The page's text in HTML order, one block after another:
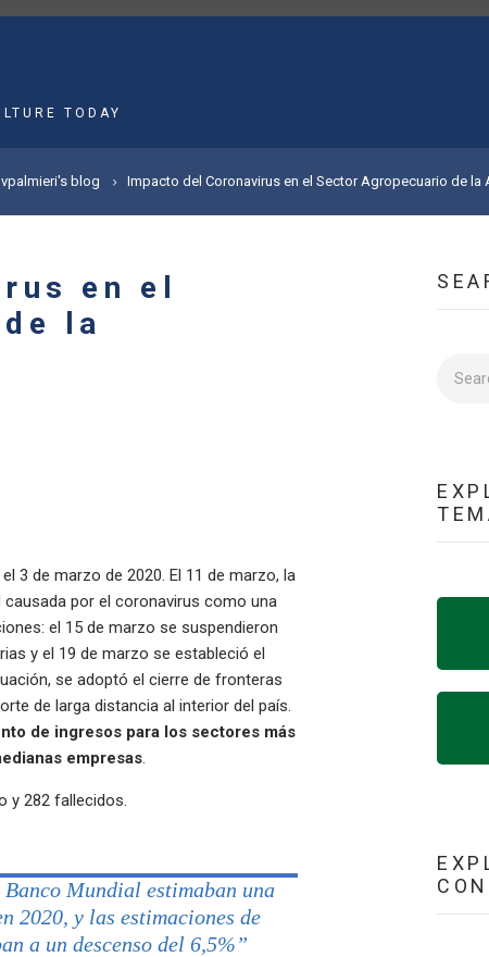
TODAY
vpalmieri's blog Impacto del Coronavirus en el Sector Agropecuario de la
en el
la
3 de marzo de 2020. El 11 de marzo, la
causada por el coronavirus como una
el 15 de marzo se suspendieron
y el 19 de marzo se estableció el
se adoptó el cierre de fronteras
de larga distancia al interior del país.
de ingresos para los sectores más
empresas.
y 282 fallecidos.
Mundial estimaban una
2020, y las estimaciones de
a un descenso del 6,5%”